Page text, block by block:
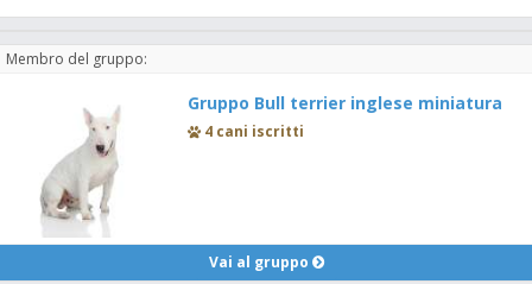
Membro del gruppo:
Gruppo Bull terrier inglese miniatura
4 cani iscritti
Vai al gruppo